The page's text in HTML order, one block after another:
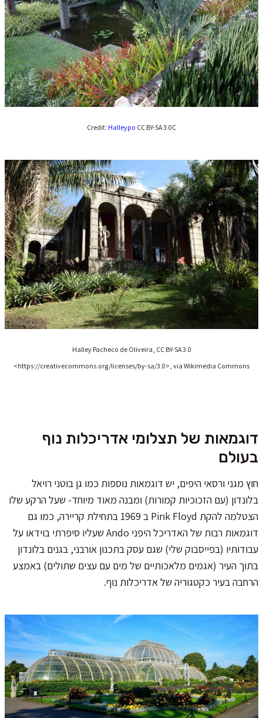
Credit: Halleypo CC BY-SA 3.0C
Halley Pacheco de Oliveira, CC BY-SA 3.0
<https://creativecommons.org/licenses/by-sa/3.0>, via Wikimedia Commons
דוגמאות של תצלומי אדריכלות נוף
בעולם
חוץ מגני ורסאי היפים, יש דוגמאות נוספות כמו גן בוטני רויאל
בלונדון (עם הזכוכיות קמורות) ומבנה מאוד מיוחד- שעל הרקע שלו
הצטלמה להקת Pink Floyd ב 1969 בתחילת קריירה, כמו גם
דוגמאות רבות של האדריכל היפני Ando שעליו סיפרתי בוידאו על
עבודותיו (בפייסבוק שלי) שגם עסק בתכנון אורבני, בגנים בלונדון
בתוך העיר (אגמים מלאכותיים של מים עם עצים שתולים) באמצע
הרחבה בעיר כקטגוריה של אדריכלות נוף.